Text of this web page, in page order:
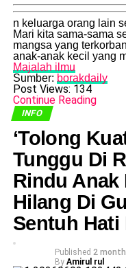
n keluarga orang lain
​Mari kita sama-sama
mangsa yang
anak-anak kecil yang
Majalah ilmu
Sumber: borakdaily
Post Views: 134
Continue Reading
INFO
​‘Tolong
Tunggu Di
Rindu Anak
Hilang Di
Sentuh Hati
Published 2
By Amirul rul